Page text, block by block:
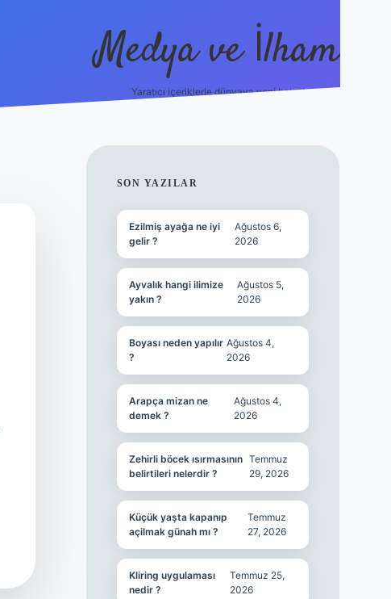
Medya ve İlham
Yaratıcı içeriklerle dünyaya yeni bakış!
SIDEBAR
SON YAZILAR
Ezilmiş ayağa ne iyi
gelir ?
Ağustos 6,
2026
Ayvalık hangi ilimize
yakın ?
Ağustos 5,
2026
Boyası neden yapılır
?
Ağustos 4,
2026
Arapça mizan ne
demek ?
Ağustos 4,
2026
Zehirli böcek ısırmasının
belirtileri nelerdir ?
Temmuz
29, 2026
Küçük yaşta kapanıp
açilmak günah mı ?
Temmuz
27, 2026
Kliring uygulaması
nedir ?
Temmuz 25,
2026
https://ilbet.online/ grandoperabet giriş